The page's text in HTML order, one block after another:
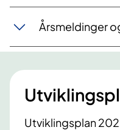
Årsmeldinger
Utviklingsplan